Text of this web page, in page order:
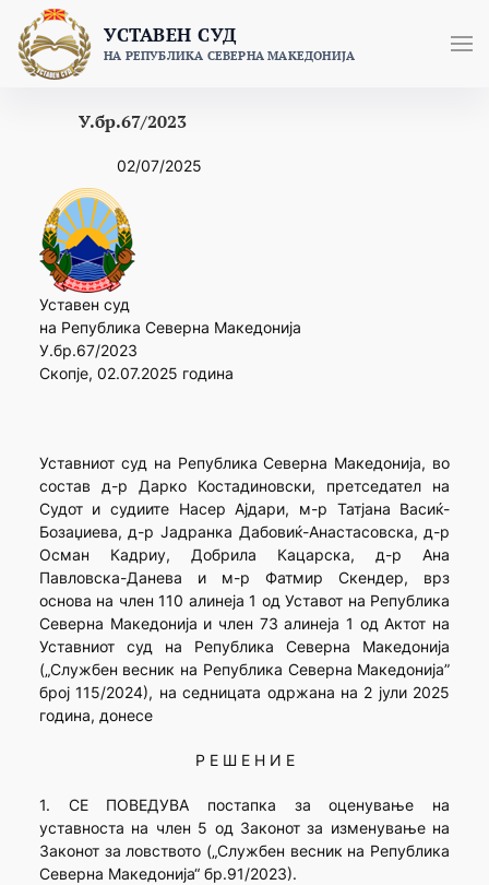
content
УСТАВЕН СУД
НА РЕПУБЛИКА СЕВЕРНА МАКЕДОНИЈА
У.бр.67/2023
02/07/2025
Уставен суд
на Република Северна Македонија
У.бр.67/2023
Скопје, 02.07.2025 година
Уставниот суд на Република Северна Македонија, во
состав д-р Дарко Костадиновски, претседател на
Судот и судиите Насер Ајдари, м-р Татјана Васиќ-
Бозаџиева, д-р Јадранка Дабовиќ-Анастасовска, д-р
Осман Кадриу, Добрила Кацарска, д-р Ана
Павловска-Данева и м-р Фатмир Скендер, врз
основа на член 110 алинеја 1 од Уставот на Република
Северна Македонија и член 73 алинеја 1 од Актот на
Уставниот суд на Република Северна Македонија
(„Службен весник на Република Северна Македонија”
број 115/2024), на седницата одржана на 2 јули 2025
година, донесе
Р Е Ш Е Н И Е
1. СЕ ПОВЕДУВА постапка за оценување на
уставноста на член 5 од Законот за изменување на
Законот за ловството („Службен весник на Република
Северна Македонија“ бр.91/2023).